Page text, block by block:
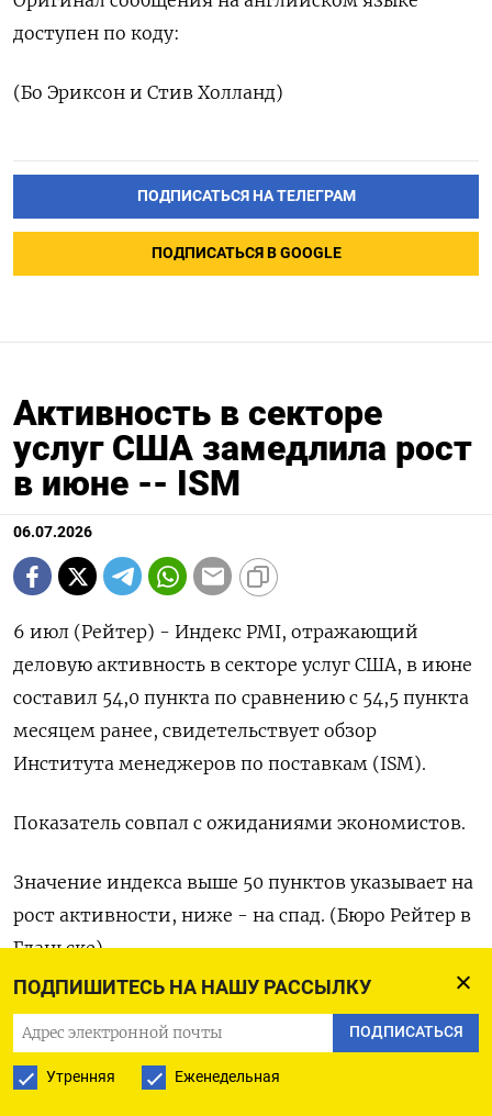
ПОДПИШИТЕСЬ НА НАШУ РАССЫЛКУ
ПОДПИСАТЬСЯ
Утренняя Еженедельная
доступен ‌по ‌коду:
(Бо Эриксон ​и Стив ‌Холланд)
ПОДПИСАТЬСЯ НА ТЕЛЕГРАМ
ПОДПИСАТЬСЯ В GOOGLE
Активность в секторе
услуг США замедлила рост
в июне -- ISM
06.07.2026
6 июл (Рейтер) - Индекс PMI, ‌отражающий
деловую ​активность в секторе ​услуг ​США, ⁠в ‌июне
составил ‌54,0 пункта ​по ‌сравнению с 54,5 ​пункта
месяцем ‌ранее, свидетельствует обзор ​
Института менеджеров ​по ‌поставкам (ISM).
Показатель совпал ​с ожиданиями экономистов.
Значение индекса выше 50 пунктов ​указывает ⁠на
рост активности, ‌ниже - ‌на спад. (Бюро ​Рейтер в
‌Гданьске)
ПОДПИСАТЬСЯ НА ТЕЛЕГРАМ